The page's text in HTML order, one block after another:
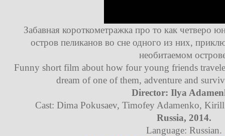
Забавная короткометражка про то как четверо
остров пеликанов во сне одного из них,
необитаемом
Funny short film about how four young friends
dream of one of them, adventure and
Director: Ilya
Cast: Dima Pokusaev, Timofey Adamenko,
Russia, 2014.
Language: Russian.